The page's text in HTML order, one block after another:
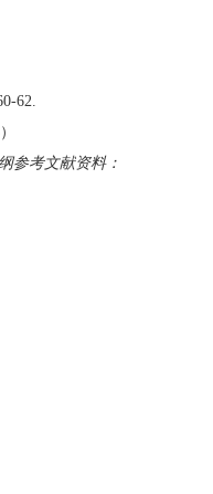
62.
参考文献资料：